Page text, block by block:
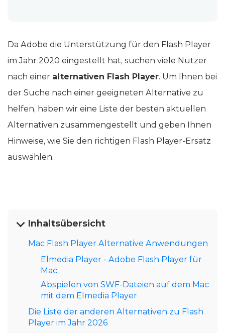
Da Adobe die Unterstützung für den Flash Player
im Jahr 2020 eingestellt hat, suchen viele Nutzer
nach einer alternativen Flash Player. Um Ihnen bei
der Suche nach einer geeigneten Alternative zu
helfen, haben wir eine Liste der besten aktuellen
Alternativen zusammengestellt und geben Ihnen
Hinweise, wie Sie den richtigen Flash Player-Ersatz
auswählen.
Inhaltsübersicht
Mac Flash Player Alternative Anwendungen
Elmedia Player - Adobe Flash Player für
Mac
Abspielen von SWF-Dateien auf dem Mac
mit dem Elmedia Player
Die Liste der anderen Alternativen zu Flash
Player im Jahr 2026